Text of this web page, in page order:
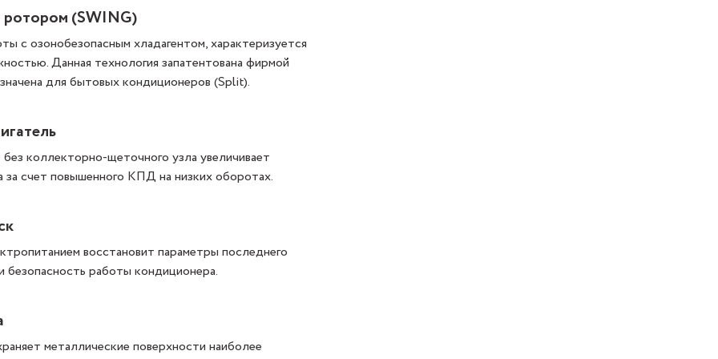
(SWING)
с озонобезопасным хладагентом, характеризуется
Данная технология запатентована фирмой
для бытовых кондиционеров (Split).
коллекторно-щеточного узла увеличивает
счет повышенного КПД на низких оборотах.
восстановит параметры последнего
безопасность работы кондиционера.
металлические поверхности наиболее